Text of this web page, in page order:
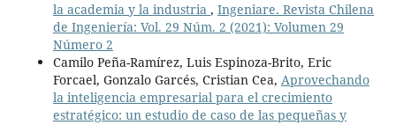
la academia y la industria , Ingeniare. Revista Chilena
de Ingeniería: Vol. 29 Núm. 2 (2021): Volumen 29
Número 2
Camilo Peña-Ramírez, Luis Espinoza-Brito, Eric
Forcael, Gonzalo Garcés, Cristian Cea, Aprovechando
la inteligencia empresarial para el crecimiento
estratégico: un estudio de caso de las pequeñas y